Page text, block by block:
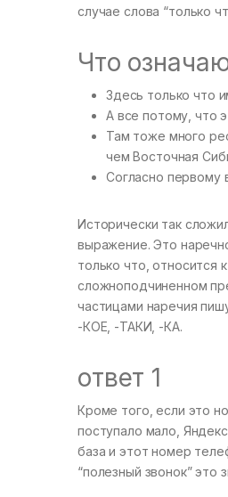
случае слова “только
Что
Здесь только что
А все потому, что
Там тоже много
чем Восточная
Согласно первому
Исторически так
выражение. Это
только что, относится
сложноподчиненном
частицами наречия
-КОЕ, -ТАКИ, -КА.
ответ 1
Кроме того, если это
поступало мало,
база и этот номер
“полезный звонок” это